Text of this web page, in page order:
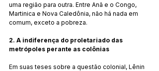
uma região para outra. Entre Anã e o Congo,
Martinica e Nova Caledônia, não há nada em
comum, exceto a pobreza.
2. A indiferença do proletariado das
metrópoles perante as colônias
Em suas teses sobre a questão colonial, Lênin